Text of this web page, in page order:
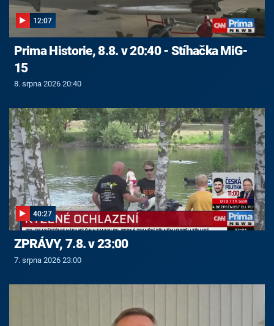
12:07
Prima Historie, 8.8. v 20:40 - Stíhačka MiG-
15
8. srpna 2026 20:40
40:27
ZPRÁVY, 7.8. v 23:00
7. srpna 2026 23:00